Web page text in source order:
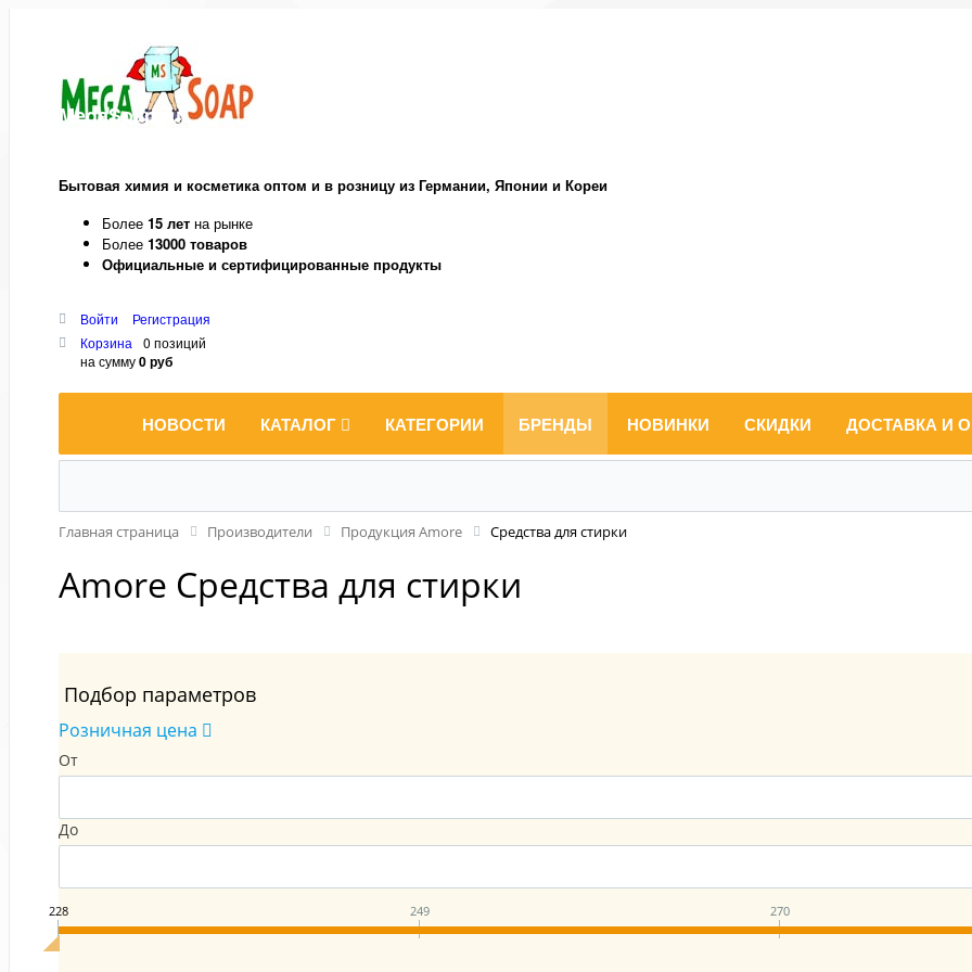
MegaSoap.ru
Бытовая химия и косметика оптом и в розницу из Германии, Японии и Кореи
Более 15 лет на рынке
Более 13000 товаров
Официальные и сертифицированные продукты
Войти
Регистрация
Корзина
0 позиций
на сумму0 руб
НОВОСТИ КАТАЛОГ КАТЕГОРИИ БРЕНДЫ НОВИНКИ СКИДКИ ДОСТАВКА И
Главная страница Производители Продукция Amore Средства для стирки
Amore Средства для стирки
Подбор параметров
Розничная цена
От
До
228 249 270